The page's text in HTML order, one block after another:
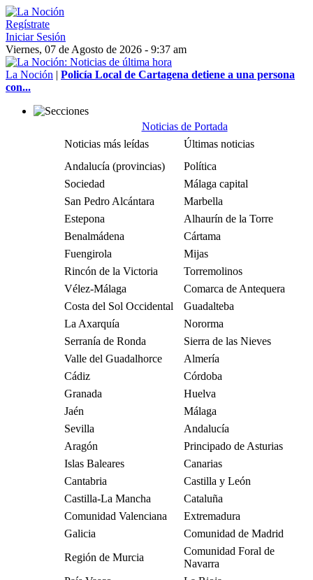
Regístrate
Iniciar Sesión
Viernes, 07 de Agosto de 2026 - 9:37 am
La Noción | Policía Local de Cartagena detiene a una persona
con...
Noticias de Portada
Noticias más leídas
Últimas noticias
Andalucía (provincias)
Política
Sociedad
Málaga capital
San Pedro Alcántara
Marbella
Estepona
Alhaurín de la Torre
Benalmádena
Cártama
Fuengirola
Mijas
Rincón de la Victoria
Torremolinos
Vélez-Málaga
Comarca de Antequera
Costa del Sol Occidental
Guadalteba
La Axarquía
Nororma
Serranía de Ronda
Sierra de las Nieves
Valle del Guadalhorce
Almería
Cádiz
Córdoba
Granada
Huelva
Jaén
Málaga
Sevilla
Andalucía
Aragón
Principado de Asturias
Islas Baleares
Canarias
Cantabria
Castilla y León
Castilla-La Mancha
Cataluña
Comunidad Valenciana
Extremadura
Galicia
Comunidad de Madrid
Región de Murcia
Comunidad Foral de
Navarra